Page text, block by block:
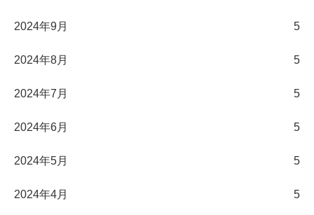
2024年9月 5
2024年8月 5
2024年7月 5
2024年6月 5
2024年5月 5
2024年4月 5